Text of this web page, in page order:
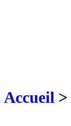
Accueil >